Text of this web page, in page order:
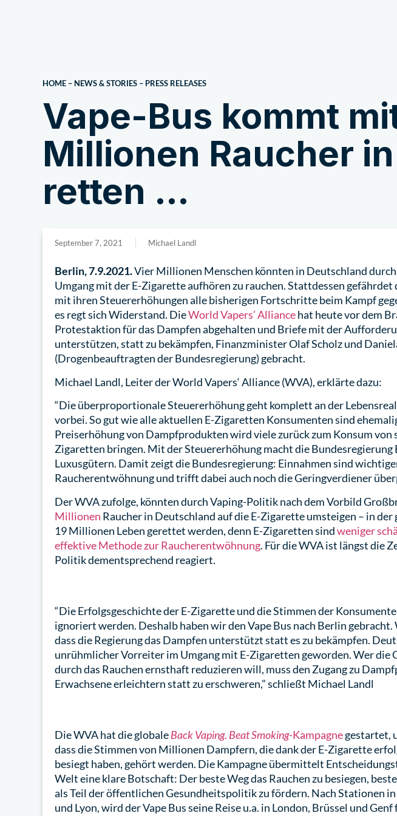
HOME – NEWS & STORIES – PRESS RELEASES
Vape-Bus kommt
Millionen Raucher
retten …
September 7, 2021 Michael Landl
Berlin, 7.9.2021.Vier Millionen Menschen könnten in Deutschland
Umgang mit der E-Zigarette aufhören zu rauchen. Stattdessen
mit ihren Steuererhöhungen alle bisherigen Fortschritte beim Kampf
es regt sich Widerstand. DieWorld Vapers’ Alliancehat heute vor dem
Protestaktion für das Dampfen abgehalten und Briefe mit der
unterstützen, statt zu bekämpfen, Finanzminister Olaf Scholz und
(Drogenbeauftragten der Bundesregierung) gebracht.
Michael Landl, Leiter der World Vapers‘ Alliance (WVA), erklärte dazu:
“Die überproportionale Steuererhöhung geht komplett an der
vorbei. So gut wie alle aktuellen E-Zigaretten Konsumenten sind
Preiserhöhung von Dampfprodukten wird viele zurück zum Konsum von
Zigaretten bringen. Mit der Steuererhöhung macht die Bundesregierung
Luxusgütern. Damit zeigt die Bundesregierung: Einnahmen sind
Raucherentwöhnung und trifft dabei auch noch die Geringverdiener
Der WVA zufolge, könnten durch Vaping-Politik nach dem Vorbild
Millionen Raucher in Deutschland auf die E-Zigarette umsteigen – in der
19 Millionen Leben gerettet werden, denn E-Zigaretten sindweniger
effektive Methode zur Raucherentwöhnung. Für die WVA ist längst die
Politik dementsprechend reagiert.
“Die Erfolgsgeschichte der E-Zigarette und die Stimmen der
ignoriert werden. Deshalb haben wir den Vape Bus nach Berlin
dass die Regierung das Dampfen unterstützt statt es zu bekämpfen.
unrühmlicher Vorreiter im Umgang mit E-Zigaretten geworden. Wer die
durch das Rauchen ernsthaft reduzieren will, muss den Zugang zu
Erwachsene erleichtern statt zu erschweren,” schließt Michael Landl
Die WVA hat die globaleBack Vaping. Beat Smoking-Kampagnegestartet,
dass die Stimmen von Millionen Dampfern, die dank der E-Zigarette
besiegt haben, gehört werden. Die Kampagne übermittelt
Welt eine klare Botschaft: Der beste Weg das Rauchen zu besiegen,
als Teil der öffentlichen Gesundheitspolitik zu fördern. Nach Stationen
und Lyon, wird der Vape Bus seine Reise u.a. in London, Brüssel und